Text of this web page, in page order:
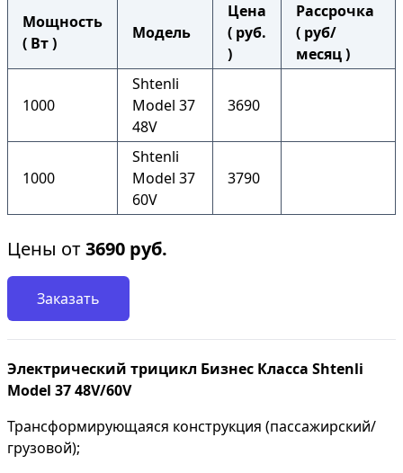
Мощность
( Вт )
Модель
Цена
( руб.
)
Рассрочка
( руб/
месяц )
1000
Shtenli
Model 37
48V
3690
1000
Shtenli
Model 37
60V
3790
Цены от3690 руб.
Заказать
Электрический трицикл Бизнес Класса Shtenli
Model 37 48V/60V
Трансформирующаяся конструкция (пассажирский/
грузовой);